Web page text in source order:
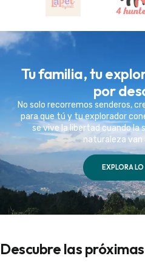
Tu familia, tu
por
No solo recorremos senderos,
para que tú y tu explorador
se vive la libertad cuando la
naturaleza van
EXPLORA
Descubre las